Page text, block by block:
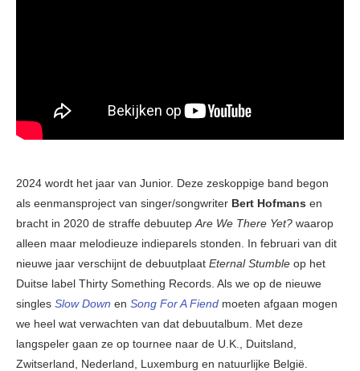
2024 wordt het jaar van Junior. Deze zeskoppige band begon
als eenmansproject van singer/songwriter Bert Hofmans en
bracht in 2020 de straffe debuutep Are We There Yet? waarop
alleen maar melodieuze indieparels stonden. In februari van dit
nieuwe jaar verschijnt de debuutplaat Eternal Stumble op het
Duitse label Thirty Something Records. Als we op de nieuwe
singles Slow Down en Song For A Fiend moeten afgaan mogen
we heel wat verwachten van dat debuutalbum. Met deze
langspeler gaan ze op tournee naar de U.K., Duitsland,
Zwitserland, Nederland, Luxemburg en natuurlijke België.